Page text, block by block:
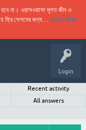
না। ওয়াসওয়াসা মূলত জীন ও
ফ্রি সেশনের জন্য… এখানে ক্লিক
Login
Recent activity
All answers